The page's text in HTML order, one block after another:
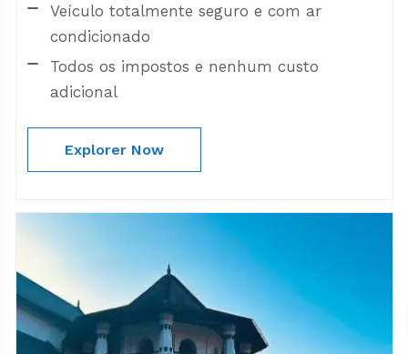
Veículo totalmente seguro e com ar
condicionado
Todos os impostos e nenhum custo
adicional
Explorer Now